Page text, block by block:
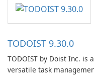
TODOIST 9.30.0
TODOIST by Doist Inc. is a
versatile task